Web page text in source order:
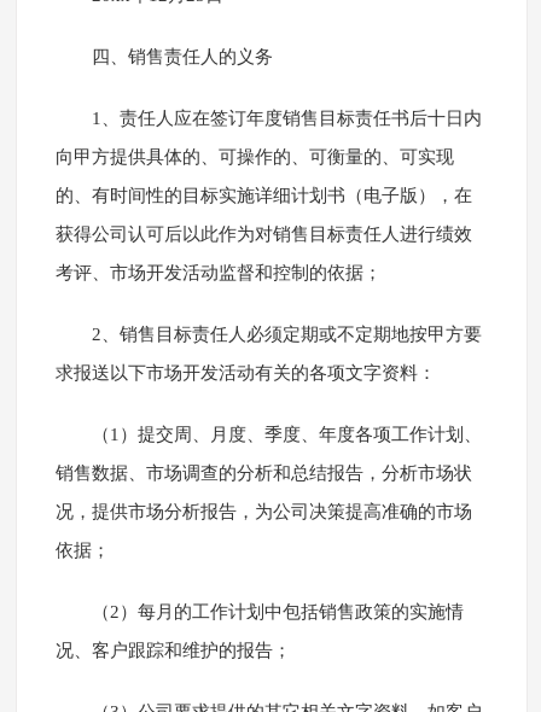
四、销售责任人的义务
1、责任人应在签订年度销售目标责任书后十日内
向甲方提供具体的、可操作的、可衡量的、可实现
的、有时间性的目标实施详细计划书（电子版），在
获得公司认可后以此作为对销售目标责任人进行绩效
考评、市场开发活动监督和控制的依据；
2、销售目标责任人必须定期或不定期地按甲方要
求报送以下市场开发活动有关的各项文字资料：
（1）提交周、月度、季度、年度各项工作计划、
销售数据、市场调查的分析和总结报告，分析市场状
况，提供市场分析报告，为公司决策提高准确的市场
依据；
（2）每月的工作计划中包括销售政策的实施情
况、客户跟踪和维护的报告；